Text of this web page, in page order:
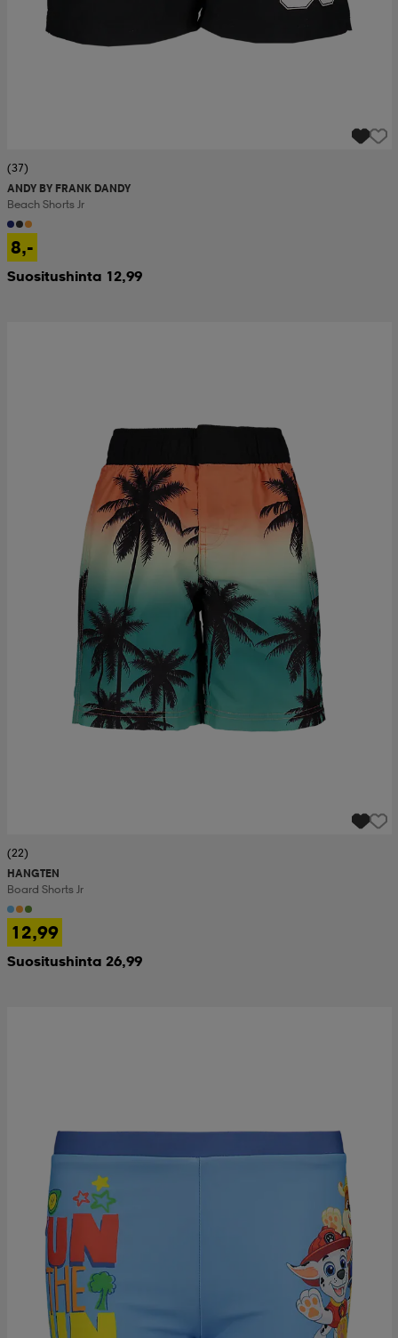
(37)
ANDY BY FRANK DANDY
Beach Shorts Jr
8,-
Suositushinta 12,99
(22)
HANGTEN
Board Shorts Jr
12,99
Suositushinta 26,99